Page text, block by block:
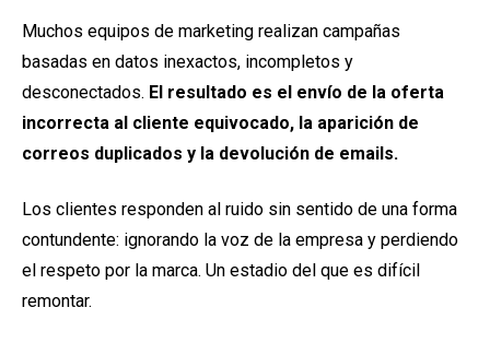
Muchos equipos de marketing realizan campañas
basadas en datos inexactos, incompletos y
desconectados. El resultado es el envío de la oferta
incorrecta al cliente equivocado, la aparición de
correos duplicados y la devolución de emails.
Los clientes responden al ruido sin sentido de una forma
contundente: ignorando la voz de la empresa y perdiendo
el respeto por la marca. Un estadio del que es difícil
remontar.